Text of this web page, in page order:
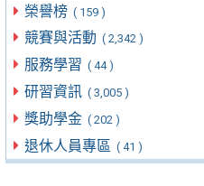
榮譽榜 ( 159 )
競賽與活動 ( 2,342 )
服務學習 ( 44 )
研習資訊 ( 3,005 )
獎助學金 ( 202 )
退休人員專區 ( 41 )